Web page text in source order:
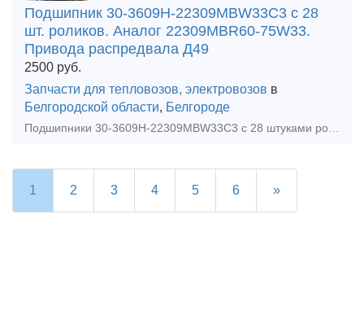
Подшипник 30-3609Н-22309MBW33C3 с 28
шт. роликов. Аналог 22309MBR60-75W33.
Привода распредвала Д49
2500 руб.
Запчасти для тепловозов, электровозов в
Белгородской области, Белгороде
1 2 3 4 5 6 »